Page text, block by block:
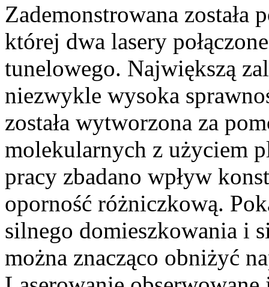
Zademonstrowana została
której dwa lasery
tunelowego. Największą
niezwykle wysoka
została wytworzona za
molekularnych z użyciem
pracy zbadano wpływ
oporność różniczkową.
silnego domieszkowania i
można znacząco obniżyć